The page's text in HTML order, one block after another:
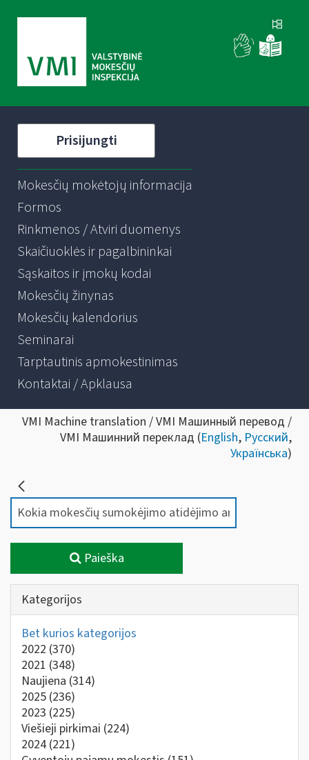
Prisijungti
Mokesčių mokėtojų informacija
Formos
Rinkmenos / Atviri duomenys
Skaičiuoklės ir pagalbininkai
Sąskaitos ir įmokų kodai
Mokesčių žinynas
Mokesčių kalendorius
Seminarai
Tarptautinis apmokestinimas
Kontaktai / Apklausa
VMI Machine translation / VMI Машинный перевод /
VMI Машинний переклад (English, Русский,
Українська)
Paieška
Kategorijos
Bet kurios kategorijos
2022 (370)
2021 (348)
Naujiena (314)
2025 (236)
2023 (225)
Viešieji pirkimai (224)
2024 (221)